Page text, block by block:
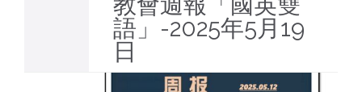
語」-2025年5月19
日